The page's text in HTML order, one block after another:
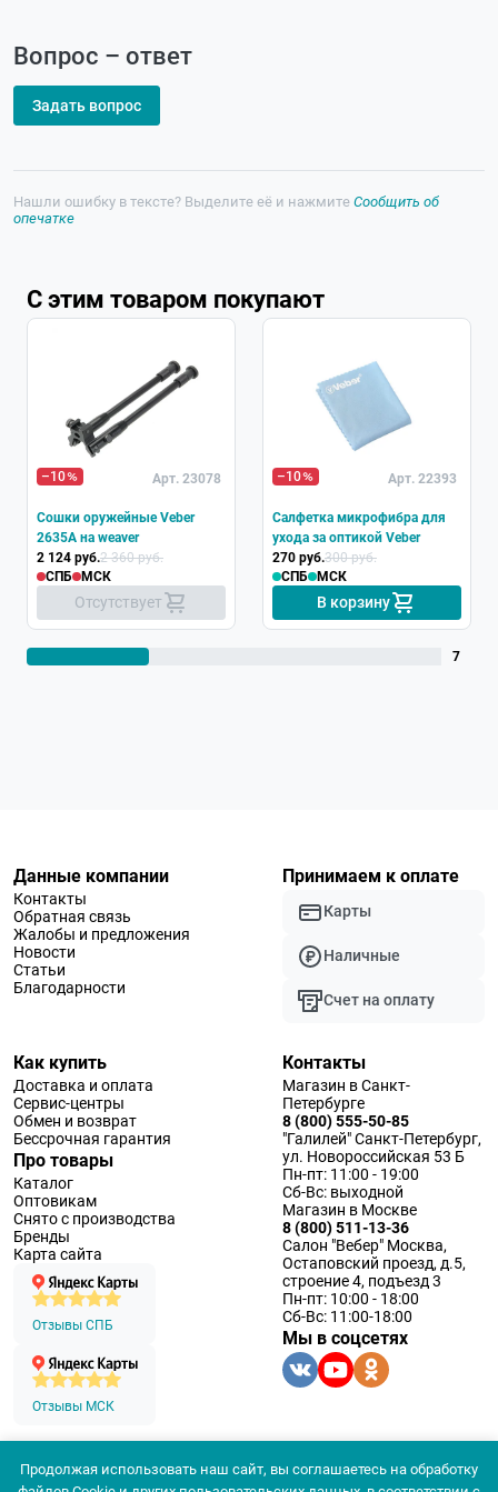
Вопрос – ответ
Задать вопрос
Нашли ошибку в тексте? Выделите её и нажмите Сообщить об
опечатке
С этим товаром покупают
–10 Арт. 23078
Сошки оружейные Veber
2635A на weaver
2 124 руб.2 360 руб.
СПБ
МСК
Отсутствует
–10 Арт. 22393
Салфетка микрофибра для
ухода за оптикой Veber
270 руб.300 руб.
СПБ
МСК
В корзину
7
Данные компании
Контакты
Обратная связь
Жалобы и предложения
Новости
Статьи
Благодарности
Принимаем к оплате
Карты
Наличные
Счет на оплату
Как купить
Доставка и оплата
Сервис-центры
Обмен и возврат
Бессрочная гарантия
Про товары
Каталог
Оптовикам
Снято с производства
Бренды
Карта сайта
Отзывы СПБ
Отзывы МСК
Контакты
Магазин в Санкт-
Петербурге
8 (800) 555-50-85
"Галилей" Санкт-Петербург,
ул. Новороссийская 53 Б
Пн-пт: 11:00 - 19:00
Сб-Вс: выходной
Магазин в Москве
8 (800) 511-13-36
Салон "Вебер" Москва,
Остаповский проезд, д.5,
строение 4, подъезд 3
Пн-пт: 10:00 - 18:00
Сб-Вс: 11:00-18:00
Мы в соцсетях
© 1994 — 2026 ООО «Наблюдательные приборы»
Продолжая использовать наш сайт, вы соглашаетесь на обработку